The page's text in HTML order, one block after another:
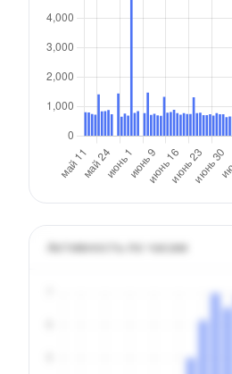
Активность по часам